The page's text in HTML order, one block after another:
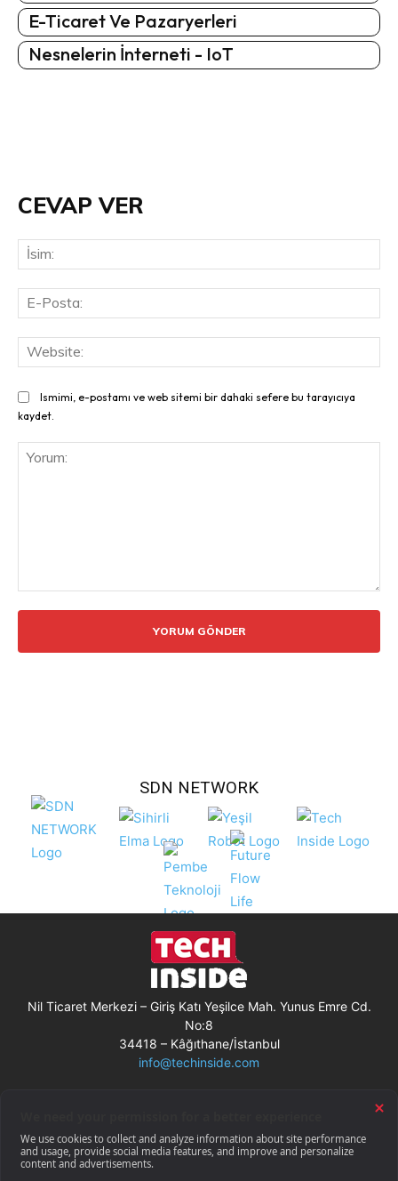
E-Ticaret Ve Pazaryerleri
Nesnelerin İnterneti - IoT
CEVAP VER
Ismimi, e-postamı ve web sitemi bir dahaki sefere bu tarayıcıya
kaydet.
SDN NETWORK
Nil Ticaret Merkezi – Giriş Katı Yeşilce Mah. Yunus Emre Cd.
No:8
34418 – Kâğıthane/İstanbul
info@techinside.com
Gizlilik Bildirimi
RSS